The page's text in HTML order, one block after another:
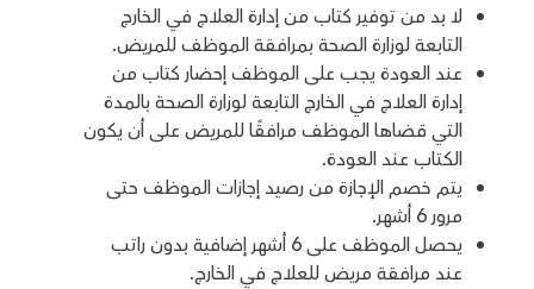
لا بد من توفير كتاب من إدارة العلاج في الخارج
التابعة لوزارة الصحة بمرافقة الموظف للمريض.
عند العودة يجب على الموظف إحضار كتاب من
إدارة العلاج في الخارج التابعة لوزارة الصحة بالمدة
التي قضاها الموظف مرافقًا للمريض على أن يكون
الكتاب عند العودة.
يتم خصم الإجازة من رصيد إجازات الموظف حتى
مرور 6 أشهر.
يحصل الموظف على 6 أشهر إضافية بدون راتب
عند مرافقة مريض للعلاج في الخارج.